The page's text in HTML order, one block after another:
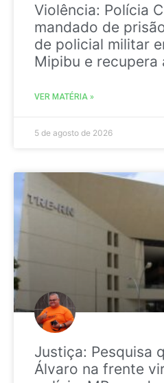
Violência: Polícia
mandado de
de policial militar
Mipibu e recupera
VER MATÉRIA »
5 de agosto de 2026
Justiça: Pesquisa
Álvaro na frente